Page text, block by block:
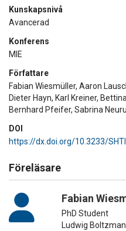
Kunskapsnivå
Avancerad
Konferens
MIE
Författare
Fabian Wiesmüller, Aaron
Dieter Hayn, Karl Kreiner,
Bernhard Pfeifer, Sabrina
DOI
https://dx.doi.org/10.3233/
Föreläsare
Fabian
PhD Student
Ludwig